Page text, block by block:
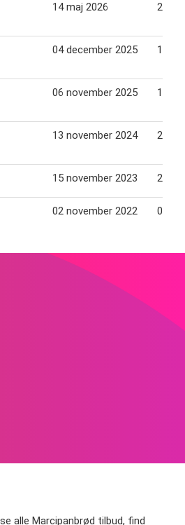
14 maj 2026 20
04 december 2025 10
06 november 2025 12
13 november 2024 20
15 november 2023 22
02 november 2022 09
alle Marcipanbrød tilbud, find